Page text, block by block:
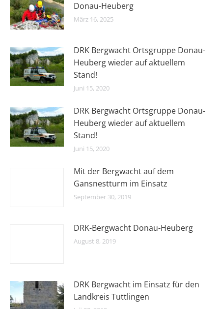
Donau-Heuberg
März 16, 2025
DRK Bergwacht Ortsgruppe Donau-
Heuberg wieder auf aktuellem
Stand!
Juni 15, 2020
DRK Bergwacht Ortsgruppe Donau-
Heuberg wieder auf aktuellem
Stand!
Juni 15, 2020
Mit der Bergwacht auf dem
Gansnestturm im Einsatz
September 30, 2019
DRK-Bergwacht Donau-Heuberg
August 8, 2019
DRK Bergwacht im Einsatz für den
Landkreis Tuttlingen